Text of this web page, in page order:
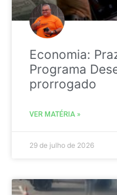
Economia:
Programa
prorrogado
VER MATÉRIA »
29 de julho de 2026